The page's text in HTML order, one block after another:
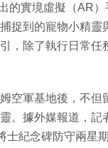
的實境虛擬（AR
捉到的寵物小精
，除了執行日常
空軍基地後，不
。據外媒報道，
士紀念碑防守兩星